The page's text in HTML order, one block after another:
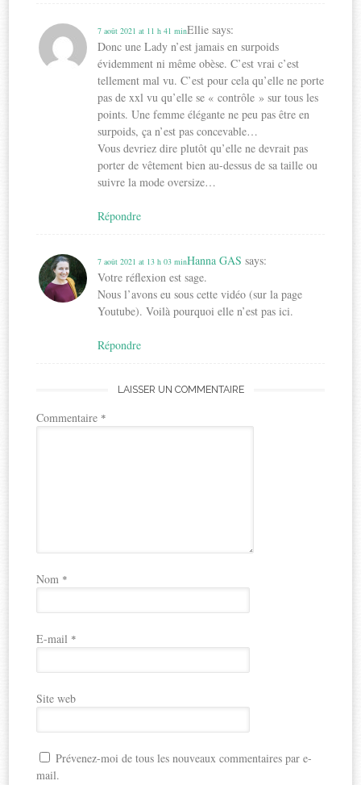
Ellie says:
7 août 2021 at 11 h 41 min
Donc une Lady n’est jamais en surpoids
évidemment ni même obèse. C’est vrai c’est
tellement mal vu. C’est pour cela qu’elle ne porte
pas de xxl vu qu’elle se « contrôle » sur tous les
points. Une femme élégante ne peu pas être en
surpoids, ça n’est pas concevable…
Vous devriez dire plutôt qu’elle ne devrait pas
porter de vêtement bien au-dessus de sa taille ou
suivre la mode oversize…
Répondre
Hanna GAS says:
7 août 2021 at 13 h 03 min
Votre réflexion est sage.
Nous l’avons eu sous cette vidéo (sur la page
Youtube). Voilà pourquoi elle n’est pas ici.
Répondre
LAISSER UN COMMENTAIRE
Commentaire *
Nom *
E-mail *
Site web
Prévenez-moi de tous les nouveaux commentaires par e-
mail.